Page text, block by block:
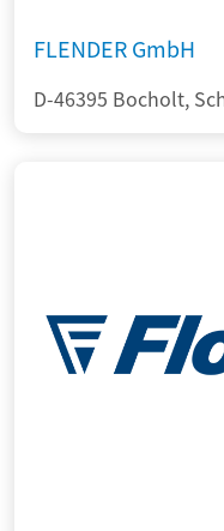
FLENDER GmbH
D-46395 Bocholt,